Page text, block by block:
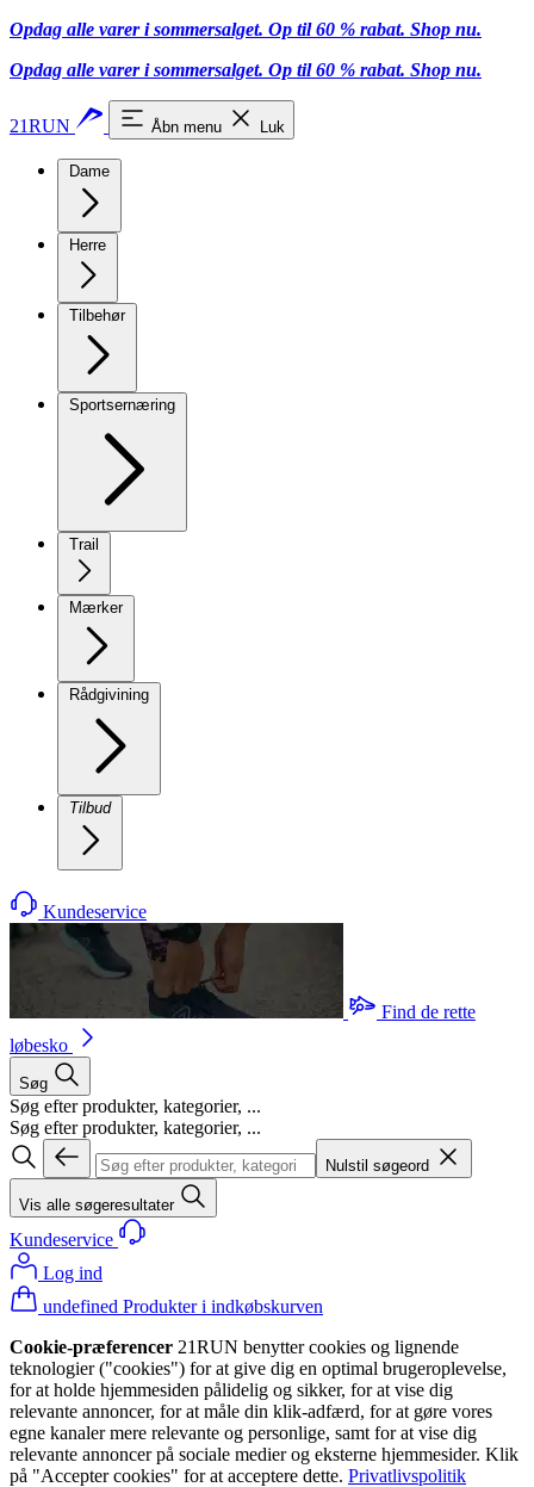
Opdag alle varer i sommersalget. Op til 60 % rabat. Shop nu.
Opdag alle varer i sommersalget. Op til 60 % rabat. Shop nu.
21RUN Åbn menu Luk
Dame
Herre
Tilbehør
Sportsernæring
Trail
Mærker
Rådgivining
Tilbud
Kundeservice
Find de rette
løbesko
Søg
Søg efter produkter, kategorier, ...
Søg efter produkter, kategorier, ...
Nulstil søgeord
Vis alle søgeresultater
Kundeservice
Log ind
undefined Produkter i indkøbskurven
Cookie-præferencer 21RUN benytter cookies og lignende
teknologier ("cookies") for at give dig en optimal brugeroplevelse,
for at holde hjemmesiden pålidelig og sikker, for at vise dig
relevante annoncer, for at måle din klik-adfærd, for at gøre vores
egne kanaler mere relevante og personlige, samt for at vise dig
relevante annoncer på sociale medier og eksterne hjemmesider. Klik
på "Accepter cookies" for at acceptere dette. Privatlivspolitik